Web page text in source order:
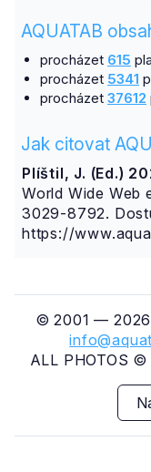
AQUATAB
procházet 615
procházet 5341
procházet 37612
Jak citovat
Plíštil, J. (Ed.)
World Wide Web
3029-8792.
https://
© 2001 — 2026
ALL PHOTOS ©